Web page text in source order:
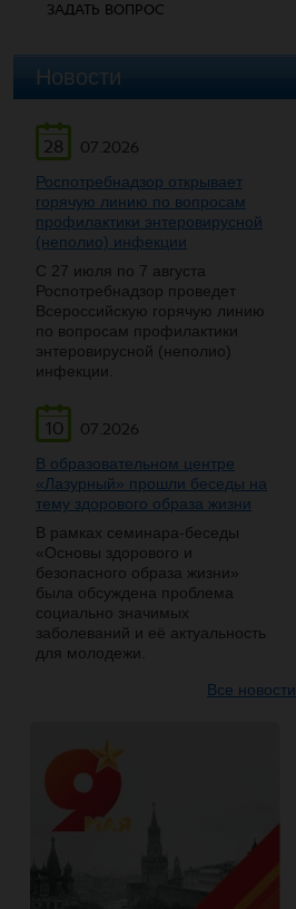
ЗАДАТЬ ВОПРОС
Новости
28
07.2026
Роспотребнадзор открывает
горячую линию по вопросам
профилактики энтеровирусной
(неполио) инфекции
С 27 июля по 7 августа
Роспотребнадзор проведет
Всероссийскую горячую линию
по вопросам профилактики
энтеровирусной (неполио)
инфекции.
10
07.2026
В образовательном центре
«Лазурный» прошли беседы на
тему здорового образа жизни
В рамках семинара-беседы
«Основы здорового и
безопасного образа жизни»
была обсуждена проблема
социально значимых
заболеваний и её актуальность
для молодежи.
Все новости